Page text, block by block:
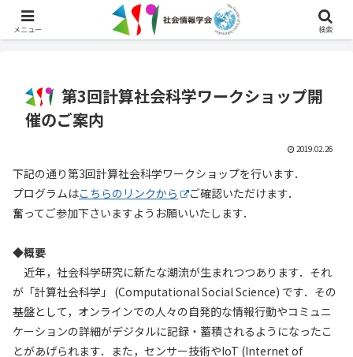
English
第3回計算社会科学ワークショップ開
催のご案内
2019.02.26
下記の通り第3回計算社会科学ワークショップを行います．
プログラムはこちらのリンクから
ご確認いただけます．
奮ってご参加下さいますようお願いいたします．
◆概要
近年，社会科学研究に新たな潮流が生まれつつあります．それ
が「計算社会科学」 (Computational Social Science) です．その
基盤として，オンラインでの人々の自発的な情報行動やコミュニ
ケーションの詳細がデジタルに記録・蓄積されるようになったこ
とがあげられます．また，センサー技術やIoT (Internet of
メニュー 検索